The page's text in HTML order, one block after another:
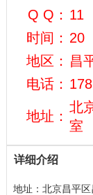
Q Q： 11
时间： 20
地区： 昌
电话：
地址：
北
室
详细介绍
地址：北京昌平